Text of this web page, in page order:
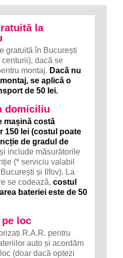
la
gratuită în București
dacă se
montaj. Dacă nu
se aplică o
de 50 lei.
domiciliu
mașină costă
150 lei (costul poate
de gradul de
și include măsurătorile
(* serviciu valabil
și Ilfov). La
se codează,costul
bateriei este de 50
loc
R.A.R. pentru
auto și acordăm
(doar dacă optezi